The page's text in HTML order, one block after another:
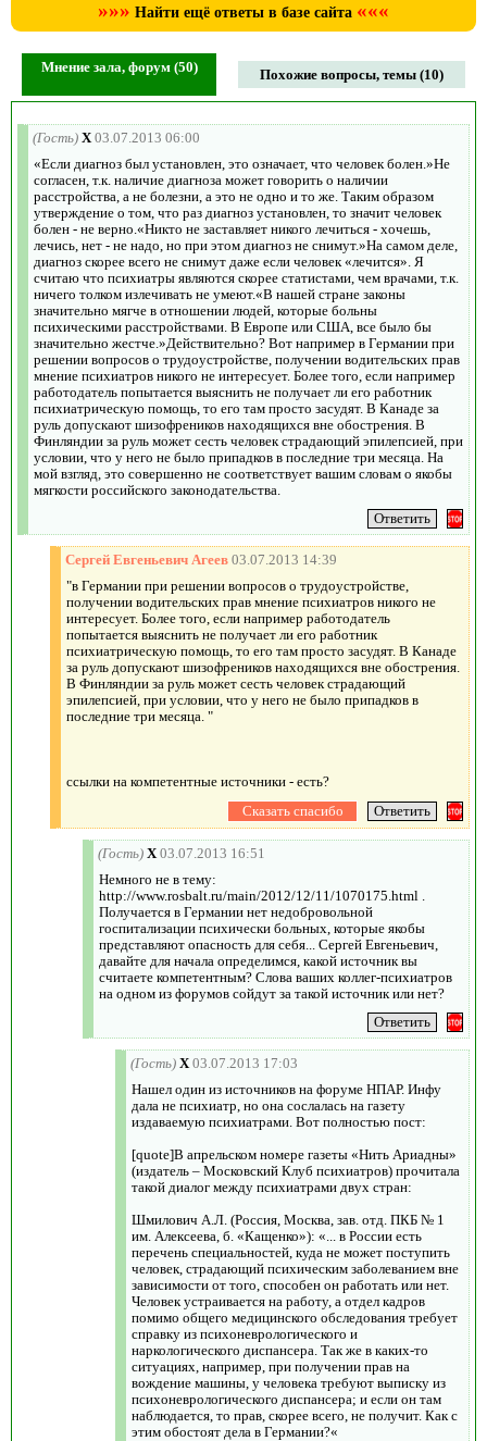
»»» Найти ещё ответы в базе сайта «««
Мнение зала, форум (50) Похожие вопросы, темы (10)
(Гость) X 03.07.2013 06:00
«Если диагноз был установлен, это означает, что человек болен.»Не
согласен, т.к. наличие диагноза может говорить о наличии
расстройства, а не болезни, а это не одно и то же. Таким образом
утверждение о том, что раз диагноз установлен, то значит человек
болен - не верно.«Никто не заставляет никого лечиться - хочешь,
лечись, нет - не надо, но при этом диагноз не снимут.»На самом деле,
диагноз скорее всего не снимут даже если человек «лечится». Я
считаю что психиатры являются скорее статистами, чем врачами, т.к.
ничего толком излечивать не умеют.«В нашей стране законы
значительно мягче в отношении людей, которые больны
психическими расстройствами. В Европе или США, все было бы
значительно жестче.»Действительно? Вот например в Германии при
решении вопросов о трудоустройстве, получении водительских прав
мнение психиатров никого не интересует. Более того, если например
работодатель попытается выяснить не получает ли его работник
психиатрическую помощь, то его там просто засудят. В Канаде за
руль допускают шизофреников находящихся вне обострения. В
Финляндии за руль может сесть человек страдающий эпилепсией, при
условии, что у него не было припадков в последние три месяца. На
мой взгляд, это совершенно не соответствует вашим словам о якобы
мягкости российского законодательства.
Сергей Евгеньевич Агеев 03.07.2013 14:39
"в Германии при решении вопросов о трудоустройстве,
получении водительских прав мнение психиатров никого не
интересует. Более того, если например работодатель
попытается выяснить не получает ли его работник
психиатрическую помощь, то его там просто засудят. В Канаде
за руль допускают шизофреников находящихся вне обострения.
В Финляндии за руль может сесть человек страдающий
эпилепсией, при условии, что у него не было припадков в
последние три месяца. "
ссылки на компетентные источники - есть?
(Гость) X 03.07.2013 16:51
Немного не в тему:
http://www.rosbalt.ru/main/2012/12/11/1070175.html .
Получается в Германии нет недобровольной
госпитализации психически больных, которые якобы
представляют опасность для себя... Сергей Евгеньевич,
давайте для начала определимся, какой источник вы
считаете компетентным? Слова ваших коллег-психиатров
на одном из форумов сойдут за такой источник или нет?
(Гость) X 03.07.2013 17:03
Нашел один из источников на форуме НПАР. Инфу
дала не психиатр, но она сослалась на газету
издаваемую психиатрами. Вот полностью пост:
[quote]В апрельском номере газеты «Нить Ариадны»
(издатель – Московский Клуб психиатров) прочитала
такой диалог между психиатрами двух стран:
Шмилович А.Л. (Россия, Москва, зав. отд. ПКБ № 1
им. Алексеева, б. «Кащенко»): «... в России есть
перечень специальностей, куда не может поступить
человек, страдающий психическим заболеванием вне
зависимости от того, способен он работать или нет.
Человек устраивается на работу, а отдел кадров
помимо общего медицинского обследования требует
справку из психоневрологического и
наркологического диспансера. Так же в каких-то
ситуациях, например, при получении прав на
вождение машины, у человека требуют выписку из
психоневрологического диспансера; и если он там
наблюдается, то прав, скорее всего, не получит. Как с
этим обостоят дела в Германии?«